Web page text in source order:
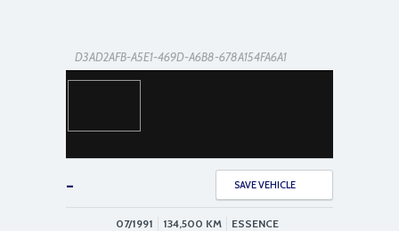
D3AD2AFB-A5E1-469D-A6B8-678A154FA6A1
- SAVE VEHICLE
07/1991 134,500 KM ESSENCE